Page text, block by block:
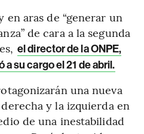
aras de “generar un
de cara a la segunda
el director de la ONPE,
su cargo el 21 de abril.
una nueva
y la izquierda en
de una inestabilidad